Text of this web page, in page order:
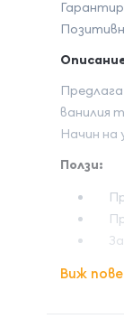
ванилия
Начин
Ползи:
За
Виж